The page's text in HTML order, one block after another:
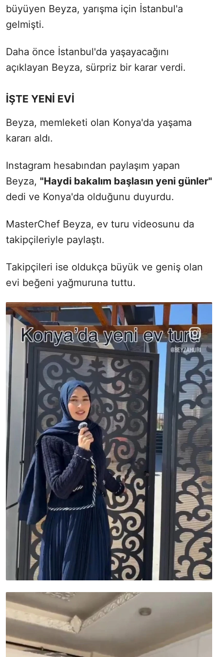
büyüyen Beyza, yarışma için İstanbul'a
gelmişti.
Daha önce İstanbul'da yaşayacağını
açıklayan Beyza, sürpriz bir karar verdi.
İŞTE YENİ EVİ
Beyza, memleketi olan Konya'da yaşama
kararı aldı.
Instagram hesabından paylaşım yapan
Beyza, "Haydi bakalım başlasın yeni günler"
dedi ve Konya'da olduğunu duyurdu.
MasterChef Beyza, ev turu videosunu da
takipçileriyle paylaştı.
Takipçileri ise oldukça büyük ve geniş olan
evi beğeni yağmuruna tuttu.